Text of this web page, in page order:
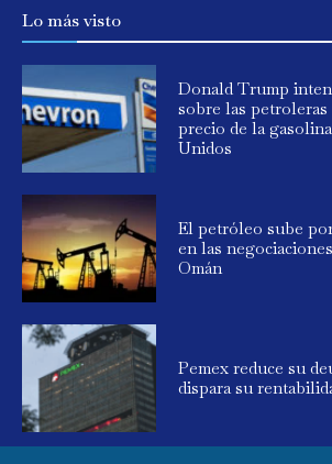
Lo más visto
Donald Trump
sobre las
precio de la
Unidos
El petróleo sube
en las
Omán
Pemex reduce su
dispara su